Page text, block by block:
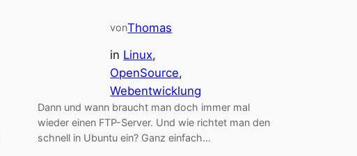
vonThomas
in Linux
OpenSource
Webentwicklung
Dann und wann braucht man doch immer mal
wieder einen FTP-Server. Und wie richtet man den
schnell in Ubuntu ein? Ganz einfach…